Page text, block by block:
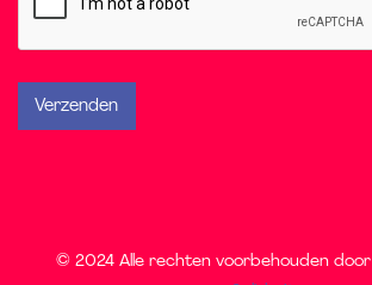
© 2024 Alle rechten voorbehouden door